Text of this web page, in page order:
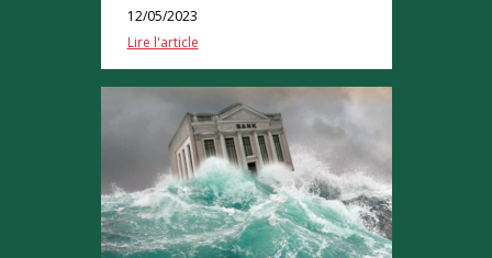
12/05/2023
Lire l'article